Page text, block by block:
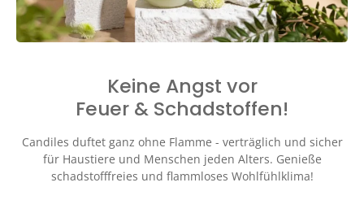
Keine Angst vor
Feuer & Schadstoffen!
Candiles duftet ganz ohne Flamme - verträglich und sicher
für Haustiere und Menschen jeden Alters. Genieße
schadstofffreies und flammloses Wohlfühlklima!